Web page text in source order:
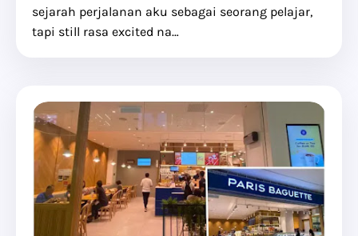
sejarah perjalanan aku sebagai seorang pelajar,
tapi still rasa excited na…